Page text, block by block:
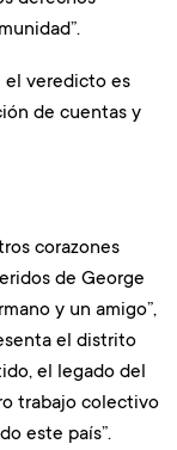
el veredicto es
de cuentas y
corazones
de George
y un amigo”,
el distrito
el legado del
trabajo colectivo
este país”.